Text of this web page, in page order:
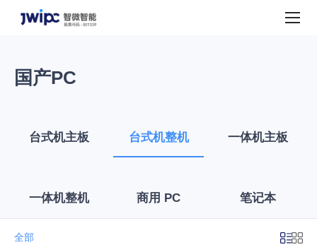
国产PC
台式机主板 台式机整机 一体机主板
一体机整机 商用 PC 笔记本
全部